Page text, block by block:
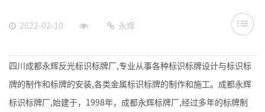
2022-02-10 永辉
四川成都永辉反光标识标牌厂,专业从事各种标识标牌设计与标识标
牌的制作和标牌的安装,各类金属标识标牌的制作和施工。成都永辉
标识标牌厂,始建于，1998年，成都永辉标牌厂,经过多年的标牌制